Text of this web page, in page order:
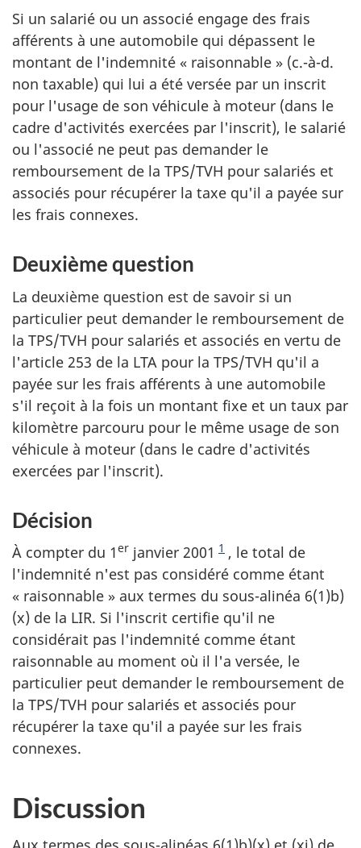
Si un salarié ou un associé engage des frais
afférents à une automobile qui dépassent le
montant de l'indemnité « raisonnable » (c.-à-d.
non taxable) qui lui a été versée par un inscrit
pour l'usage de son véhicule à moteur (dans le
cadre d'activités exercées par l'inscrit), le salarié
ou l'associé ne peut pas demander le
remboursement de la TPS/TVH pour salariés et
associés pour récupérer la taxe qu'il a payée sur
les frais connexes.
Deuxième question
La deuxième question est de savoir si un
particulier peut demander le remboursement de
la TPS/TVH pour salariés et associés en vertu de
l'article 253 de la LTA pour la TPS/TVH qu'il a
payée sur les frais afférents à une automobile
s'il reçoit à la fois un montant fixe et un taux par
kilomètre parcouru pour le même usage de son
véhicule à moteur (dans le cadre d'activités
exercées par l'inscrit).
Décision
À compter du 1er janvier 2001 1 , le total de
l'indemnité n'est pas considéré comme étant
« raisonnable » aux termes du sous-alinéa 6(1)b)
(x) de la LIR. Si l'inscrit certifie qu'il ne
considérait pas l'indemnité comme étant
raisonnable au moment où il l'a versée, le
particulier peut demander le remboursement de
la TPS/TVH pour salariés et associés pour
récupérer la taxe qu'il a payée sur les frais
connexes.
Discussion